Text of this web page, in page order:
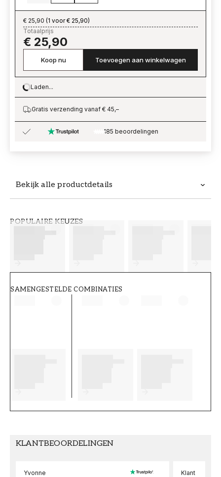
Bekijk alle productdetails
POPULAIRE KEUZES
SAMENGESTELDE COMBINATIES
€ 25,90 (1 voor € 25,90)
Totaalprijs
€ 25,90
Koop nu Toevoegen aan winkelwagen
Loading…
Laden...
Gratis verzending vanaf € 45,–
185 beoordelingen
KLANTBEOORDELINGEN
Yvonne Klant